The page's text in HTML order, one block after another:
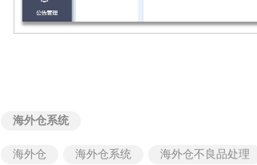
海外仓系统
海外仓 海外仓系统 海外仓不良品处理